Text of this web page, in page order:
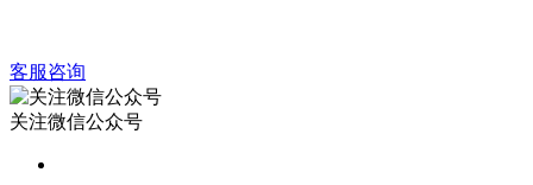
客服咨询
关注微信公众号